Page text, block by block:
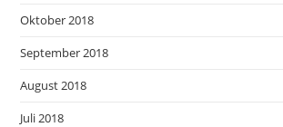
Oktober 2018
September 2018
August 2018
Juli 2018